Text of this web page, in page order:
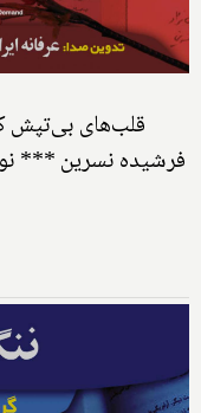
قلب‌های بی‌تپش
فرشیده نسرین ***